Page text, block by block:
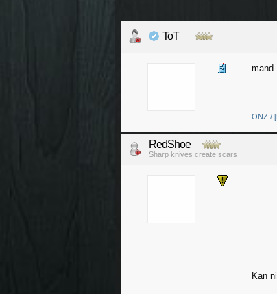
ToT
mand
ONZ /
RedShoe
Sharp knives create scars
Kan